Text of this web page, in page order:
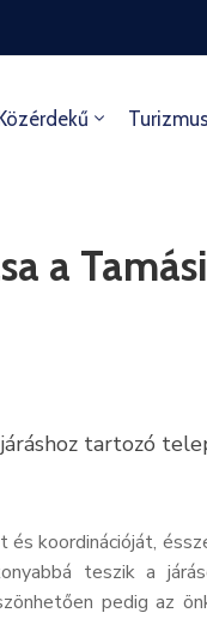
Közérdekű Turizmus
a
tartozó
koordinációját,
teszik a
pedig az